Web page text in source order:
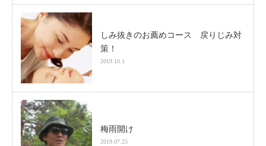
しみ抜きのお薦めコース 戻りじみ対
策！
2019.10.1
梅雨開け
2019.07.25